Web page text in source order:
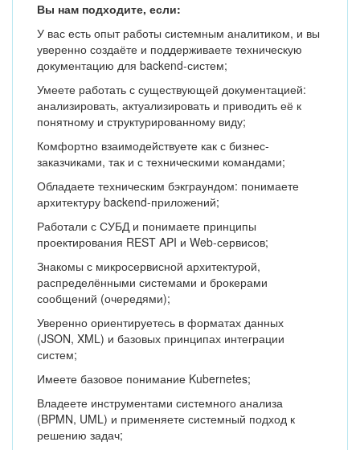
Вы нам подходите, если:
У вас есть опыт работы системным аналитиком, и вы
уверенно создаёте и поддерживаете техническую
документацию для backend-систем;
Умеете работать с существующей документацией:
анализировать, актуализировать и приводить её к
понятному и структурированному виду;
Комфортно взаимодействуете как с бизнес-
заказчиками, так и с техническими командами;
Обладаете техническим бэкграундом: понимаете
архитектуру backend-приложений;
Работали с СУБД и понимаете принципы
проектирования REST API и Web-сервисов;
Знакомы с микросервисной архитектурой,
распределёнными системами и брокерами
сообщений (очередями);
Уверенно ориентируетесь в форматах данных
(JSON, XML) и базовых принципах интеграции
систем;
Имеете базовое понимание Kubernetes;
Владеете инструментами системного анализа
(BPMN, UML) и применяете системный подход к
решению задач;